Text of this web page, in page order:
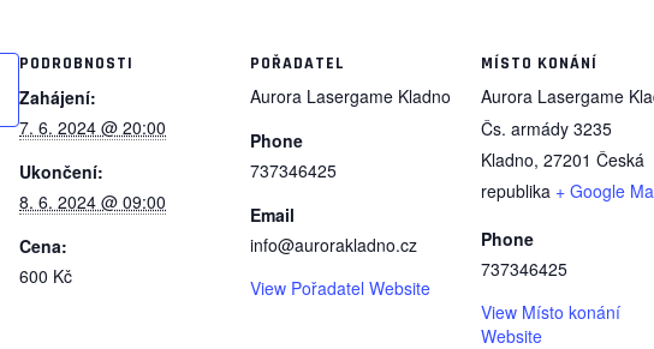
PODROBNOSTI
Zahájení:
7. 6. 2024 @ 20:00
Ukončení:
8. 6. 2024 @ 09:00
Cena:
600 Kč
POŘADATEL
Aurora Lasergame Kladno
Phone
737346425
Email
info@aurorakladno.cz
View Pořadatel Website
MÍSTO KONÁNÍ
Aurora Lasergame
Čs. armády 3235
Kladno, 27201 Česká
republika + Google
Phone
737346425
View Místo konání
Website